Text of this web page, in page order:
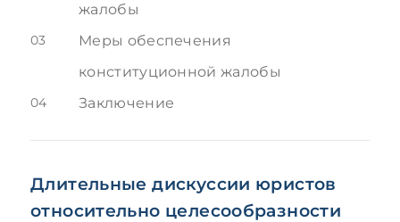
жалобы
03
Меры обеспечения
конституционной жалобы
04 Заключение
Длительные дискуссии юристов
относительно целесообразности